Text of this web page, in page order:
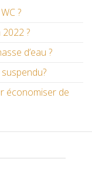
?
?
d’eau ?
économiser de